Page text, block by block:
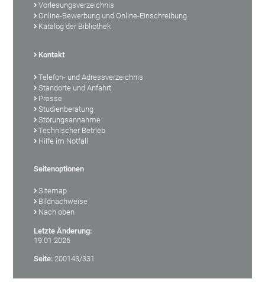
Vorlesungsverzeichnis
Online-Bewerbung und Online-Einschreibung
Katalog der Bibliothek
Kontakt
Telefon- und Adressverzeichnis
Standorte und Anfahrt
Presse
Studienberatung
Störungsannahme
Technischer Betrieb
Hilfe im Notfall
Seitenoptionen
Sitemap
Bildnachweise
Nach oben
Letzte Änderung:
19.01.2026
Seite: 200143/331